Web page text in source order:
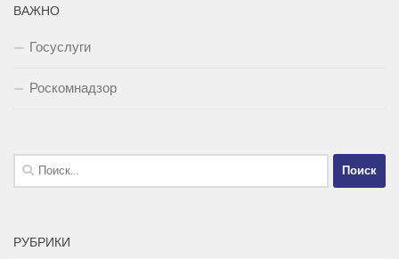
ВАЖНО
Госуслуги
Роскомнадзор
Найти:
РУБРИКИ